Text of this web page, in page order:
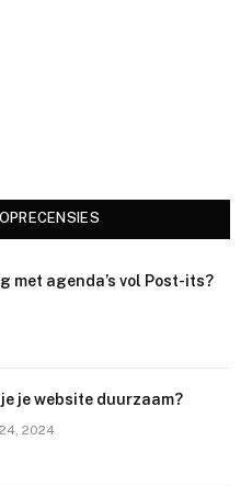
met agenda’s vol Post-its?
je je website duurzaam?
2024